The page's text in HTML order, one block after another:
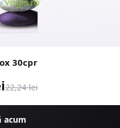
30cpr
22,24 lei
acum